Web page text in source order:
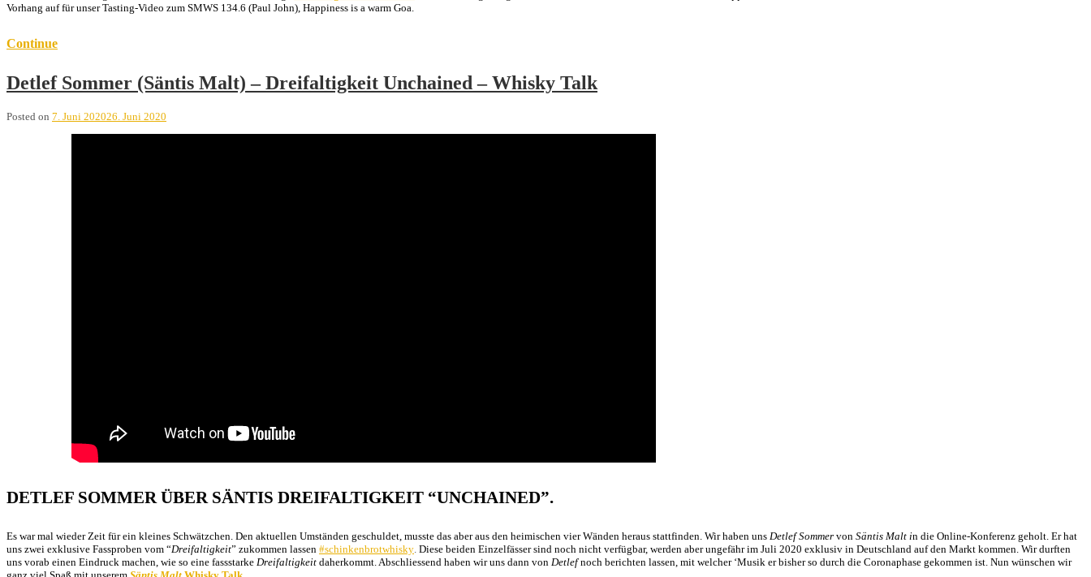
Vorhang auf für unser Tasting-Video zum SMWS 134.6 (Paul John), Happiness is a warm Goa.
Continue
Detlef Sommer (Säntis Malt) – Dreifaltigkeit Unchained – Whisky Talk
Posted on 7. Juni 202026. Juni 2020
DETLEF SOMMER ÜBER SÄNTIS DREIFALTIGKEIT “UNCHAINED”.
Es war mal wieder Zeit für ein kleines Schwätzchen. Den aktuellen Umständen geschuldet, musste das aber aus den heimischen vier Wänden heraus stattfinden. Wir haben uns Detlef Sommer von Säntis Malt in die Online-Konferenz geholt. Er hat
uns zwei exklusive Fassproben vom “Dreifaltigkeit” zukommen lassen #schinkenbrotwhisky Diese beiden Einzelfässer sind noch nicht verfügbar, werden aber ungefähr im Juli 2020 exklusiv in Deutschland auf den Markt kommen. Wir durften
uns vorab einen Eindruck machen, wie so eine fassstarke Dreifaltigkeit daherkommt. Abschliessend haben wir uns dann von Detlefnoch berichten lassen, mit welcher ‘Musik er bisher so durch die Coronaphase gekommen ist. Nun wünschen wir